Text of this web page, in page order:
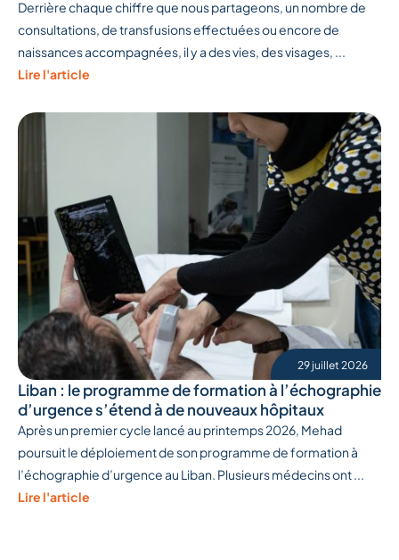
Derrière chaque chiffre que nous partageons, un nombre de
consultations, de transfusions effectuées ou encore de
naissances accompagnées, il y a des vies, des visages, ...
Lire l'article
29 juillet 2026
Liban : le programme de formation à l’échographie
d’urgence s’étend à de nouveaux hôpitaux
Après un premier cycle lancé au printemps 2026, Mehad
poursuit le déploiement de son programme de formation à
l’échographie d’urgence au Liban. Plusieurs médecins ont ...
Lire l'article